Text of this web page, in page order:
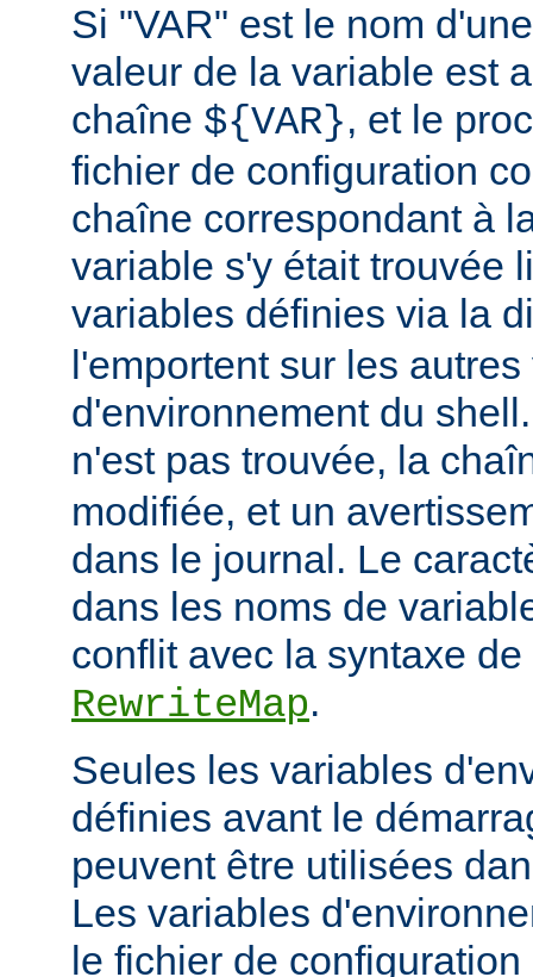
Si "VAR" est le nom
valeur de la variable est
chaîne ${VAR}, et le
fichier de configuration
chaîne correspondant à
variable s'y était trouvée
variables définies via la
l'emportent sur les
d'environnement du
n'est pas trouvée, la
modifiée, et un
dans le journal. Le
dans les noms de
conflit avec la syntaxe
RewriteMap.
Seules les variables
définies avant le
peuvent être utilisées
Les variables
le fichier de